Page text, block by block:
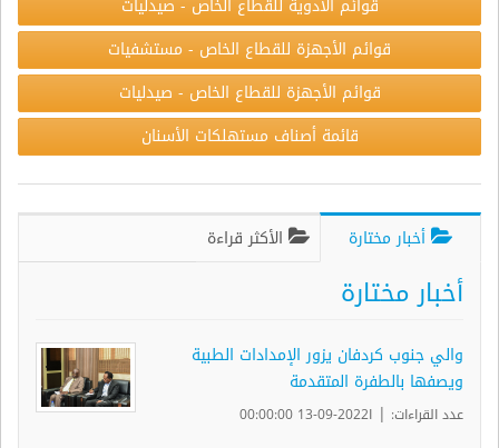
قوائم الأدوية للقطاع الخاص - صيدليات
قوائم الأجهزة للقطاع الخاص - مستشفيات
قوائم الأجهزة للقطاع الخاص - صيدليات
قائمة أصناف مستهلكات الأسنان
أخبار مختارة الأكثر قراءة
أخبار مختارة
والي جنوب كردفان يزور الإمدادات الطبية
ويصفها بالطفرة المتقدمة
عدد القراءات: | ا2022-09-13 00:00:00